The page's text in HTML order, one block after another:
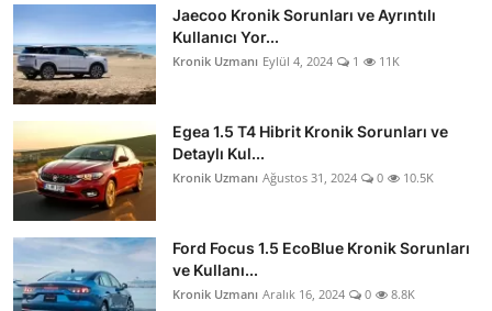
Jaecoo Kronik Sorunları ve Ayrıntılı
Kullanıcı Yor...
Kronik Uzmanı Eylül 4, 2024 1 11K
Egea 1.5 T4 Hibrit Kronik Sorunları ve
Detaylı Kul...
Kronik Uzmanı Ağustos 31, 2024 0 10.5K
Ford Focus 1.5 EcoBlue Kronik Sorunları
ve Kullanı...
Kronik Uzmanı Aralık 16, 2024 0 8.8K